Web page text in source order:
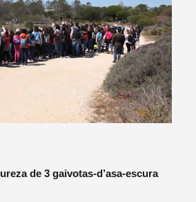
de 3 gaivotas-d’asa-escura